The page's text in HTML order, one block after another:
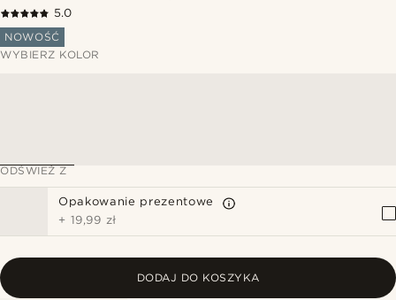
5.0
NOWOŚĆ
WYBIERZ KOLOR
ODŚWIEŻ Z
Opakowanie prezentowe
+ 19,99 zł
DODAJ DO KOSZYKA